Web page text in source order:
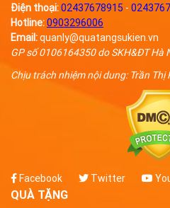
Điện thoại:02437678915 -
Hotline:0903296006
Email:quanly@quatangsukien.vn
GP số 0106164350 do SKH&ĐT
Chịu trách nhiệm nội dung: Trần Thị
Facebook Twitter
QUÀ TẶNG